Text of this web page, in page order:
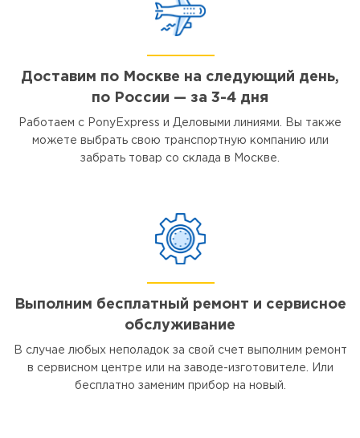
Доставим по Москве на следующий день,
по России — за 3-4 дня
Работаем с PonyExpress и Деловыми линиями. Вы также
можете выбрать свою транспортную компанию или
забрать товар со склада в Москве.
Выполним бесплатный ремонт и сервисное
обслуживание
В случае любых неполадок за свой счет выполним ремонт
в сервисном центре или на заводе-изготовителе. Или
бесплатно заменим прибор на новый.